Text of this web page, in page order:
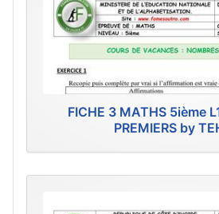
FICHE 3 MATHS 5ième
PREMIERS by